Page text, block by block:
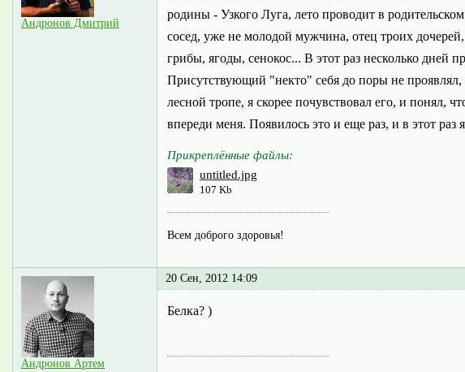
Андронов Дмитрий
родины - Узкого Луга, лето проводит в
сосед, уже не молодой мужчина, отец троих
грибы, ягоды, сенокос... В этот раз несколько дней
Присутствующий "некто" себя до поры не проявлял,
лесной тропе, я скорее почувствовал его, и понял,
впереди меня. Появилось это и еще раз, и в этот
Прикреплённые файлы:
untitled.jpg
107 Kb
Всем доброго здоровья!
Андронов Артем
20 Сен, 2012 14:09
Белка? )